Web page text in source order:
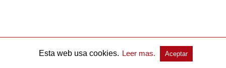
Esta web usa cookies. Leer mas. Aceptar